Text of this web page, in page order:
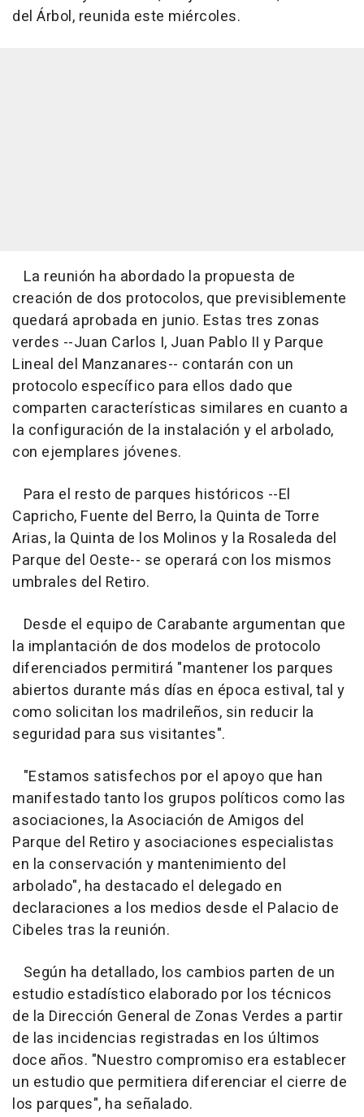
del Árbol, reunida este miércoles.
La reunión ha abordado la propuesta de
creación de dos protocolos, que previsiblemente
quedará aprobada en junio. Estas tres zonas
verdes --Juan Carlos I, Juan Pablo II y Parque
Lineal del Manzanares-- contarán con un
protocolo específico para ellos dado que
comparten características similares en cuanto a
la configuración de la instalación y el arbolado,
con ejemplares jóvenes.
Para el resto de parques históricos --El
Capricho, Fuente del Berro, la Quinta de Torre
Arias, la Quinta de los Molinos y la Rosaleda del
Parque del Oeste-- se operará con los mismos
umbrales del Retiro.
Desde el equipo de Carabante argumentan que
la implantación de dos modelos de protocolo
diferenciados permitirá "mantener los parques
abiertos durante más días en época estival, tal y
como solicitan los madrileños, sin reducir la
seguridad para sus visitantes".
"Estamos satisfechos por el apoyo que han
manifestado tanto los grupos políticos como las
asociaciones, la Asociación de Amigos del
Parque del Retiro y asociaciones especialistas
en la conservación y mantenimiento del
arbolado", ha destacado el delegado en
declaraciones a los medios desde el Palacio de
Cibeles tras la reunión.
Según ha detallado, los cambios parten de un
estudio estadístico elaborado por los técnicos
de la Dirección General de Zonas Verdes a partir
de las incidencias registradas en los últimos
doce años. "Nuestro compromiso era establecer
un estudio que permitiera diferenciar el cierre de
los parques", ha señalado.